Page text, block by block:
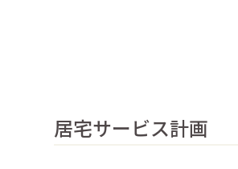
居宅サービス計画